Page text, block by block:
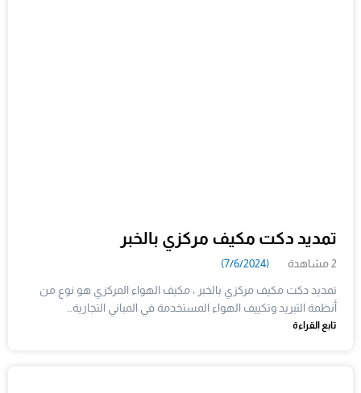
تمديد دكت مكيف مركزي بالخبر
2 مشاهدة (7/6/2024)
تمديد دكت مكيف مركزي بالخبر ، مكيف الهواء المركزي هو نوع من
أنظمة التبريد وتكييف الهواء المستخدمة في المباني التجارية…
تابع القراءة